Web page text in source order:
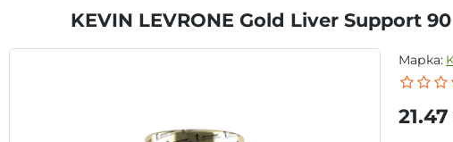
KEVIN LEVRONE Gold Liver Support
Марка: